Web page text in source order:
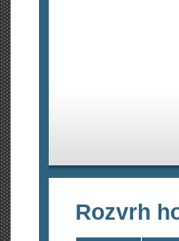
Rozvrh